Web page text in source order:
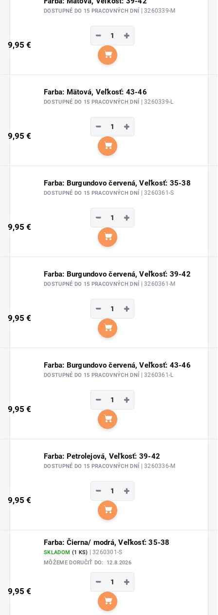
DOSTUPNÉ DO 15 PRACOVNÝCH DNÍ | 3260339-M
9,95 €
+
−
Do košíka
Farba: Mätová, Veľkosť: 43-46
DOSTUPNÉ DO 15 PRACOVNÝCH DNÍ | 3260339-L
9,95 €
+
−
Do košíka
Farba: Burgundovo červená, Veľkosť: 35-38
DOSTUPNÉ DO 15 PRACOVNÝCH DNÍ | 3260361-S
9,95 €
+
−
Do košíka
Farba: Burgundovo červená, Veľkosť: 39-42
DOSTUPNÉ DO 15 PRACOVNÝCH DNÍ | 3260361-M
9,95 €
+
−
Do košíka
Farba: Burgundovo červená, Veľkosť: 43-46
DOSTUPNÉ DO 15 PRACOVNÝCH DNÍ | 3260361-L
9,95 €
+
−
Do košíka
Farba: Petrolejová, Veľkosť: 39-42
DOSTUPNÉ DO 15 PRACOVNÝCH DNÍ | 3260336-M
9,95 €
+
−
Do košíka
Farba: Čierna/ modrá, Veľkosť: 35-38
SKLADOM (1 KS) | 3260301-S
MÔŽEME DORUČIŤ DO: 12.8.2026
9,95 €
+
−
Do košíka